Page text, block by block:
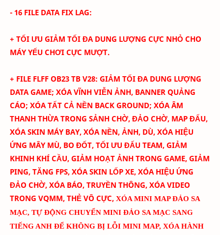
- 16 FILE DATA FIX LAG:
+ TỐI ƯU GIẢM TỐI ĐA DUNG LƯỢNG CỰC NHỎ CHO
MÁY YẾU CHƠI CỰC MƯỢT.
+ FILE FLFF OB23 TB V28: GIẢM TỐI ĐA DUNG LƯỢNG
DATA GAME; XÓA VĨNH VIỄN ẢNH, BANNER QUẢNG
CÁO; XÓA TẤT CẢ NỀN BACK GROUND; XÓA ÂM
THANH THỪA TRONG SẢNH CHỜ, ĐẢO CHỜ, MAP ĐẤU,
XÓA SKIN MÁY BAY, XÓA NỀN, ẢNH, DÙ, XÓA HIỆU
ỨNG MÂY MÙ, BO ĐỐT, TỐI ƯU ĐẤU TEAM, GIẢM
KHINH KHÍ CẦU, GIẢM HOẠT ẢNH TRONG GAME, GIẢM
PING, TĂNG FPS, XÓA SKIN LỐP XE, XÓA HIỆU ỨNG
ĐẢO CHỜ, XÓA BÁO, TRUYỀN THÔNG, XÓA VIDEO
TRONG VQMM, THẺ VÔ CỰC, XÓA MINI MAP ĐẢO SA
MẠC, TỰ ĐỘNG CHUYỂN MINI ĐẢO SA MẠC SANG
TIẾNG ANH ĐỂ KHÔNG BỊ LỖI MINI MAP, XÓA HÀNH